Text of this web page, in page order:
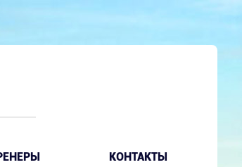
КОНТАКТЫ